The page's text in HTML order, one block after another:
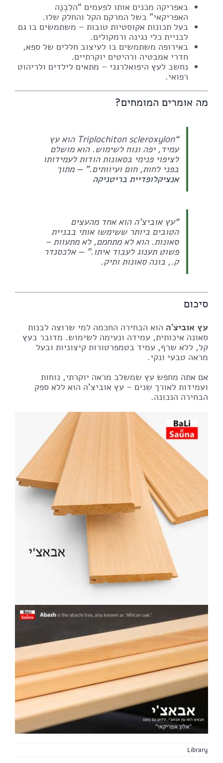
באפריקה מכנים אותו לפעמים “הלִבְנֶה
האפריקאי” בשל המרקם הקל והחלק שלו.
בעל תכונות אקוסטיות טובות – משתמשים בו גם
לבניית כלי נגינה ורמקולים.
באירופה משתמשים בו לעיצוב חללים של ספא,
חדרי אמבטיה ורהיטים יוקרתיים.
נחשב לעץ היפואלרגני – מתאים לילדים ולריהוט
רפואי.
מה אומרים המומחים?
“Triplochiton scleroxylon הוא עץ
עמיד, יפה ונוח לשימוש. הוא מושלם
לציפוי פנימי בסאונות הודות לעמידותו
בפני לחות, חום ועיוותים.” — מתוך
אנציקלופדיית בריטניקה
“עץ אוביצ'ה הוא אחד מהעצים
הטובים ביותר ששימשו אותי בבניית
סאונות. הוא לא מתחמם, לא מתעוות –
פשוט תענוג לעבוד איתו.” — אלכסנדר
ק., בונה סאונות ותיק.
סיכום
עץ אוביצ'ה הוא הבחירה החכמה למי שרוצה לבנות
סאונה איכותית, עמידה ונעימה לשימוש. מדובר בעץ
קל, ללא שרף, עמיד בטמפרטורות קיצוניות ובעל
מראה טבעי ונקי.
אם אתה מחפש עץ שמשלב מראה יוקרתי, נוחות
ועמידות לאורך שנים – עץ אוביצ'ה הוא ללא ספק
הבחירה הנכונה.
Library